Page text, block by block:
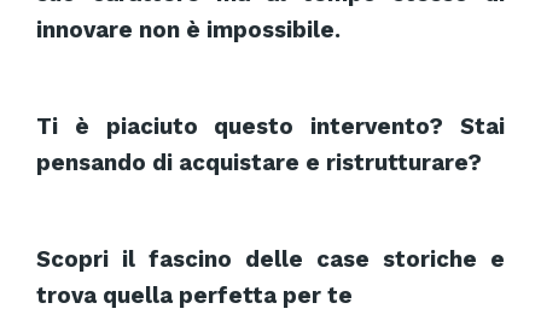
innovare non è impossibile.
Ti è piaciuto questo intervento? Stai
pensando di acquistare e ristrutturare?
Scopri il fascino delle case storiche e
trova quella perfetta per te